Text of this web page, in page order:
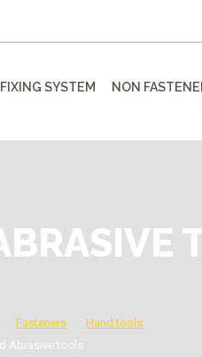
FIXING SYSTEM NON
Fasteners
Hand tools
Abrasive tools